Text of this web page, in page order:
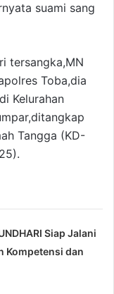
suami sang
tersangka,MN
Toba,dia
Kelurahan
Tangga (KD-
Siap Jalani
Kompetensi dan